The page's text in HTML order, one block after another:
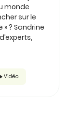
monde
sur le
? Sandrine
Vidéo